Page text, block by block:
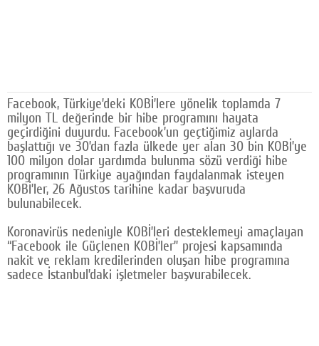
Yazarlar
Künye
SOSYAL MEDYA
Facebook
Twitter
Google Plus
© 2026 TÜM HAKLARI SAKLIDIR
Facebook, Türkiye’deki KOBİ’lere yönelik toplamda 7
milyon TL değerinde bir hibe programını hayata
geçirdiğini duyurdu. Facebook’un geçtiğimiz aylarda
başlattığı ve 30’dan fazla ülkede yer alan 30 bin KOBİ’ye
100 milyon dolar yardımda bulunma sözü verdiği hibe
programının Türkiye ayağından faydalanmak isteyen
KOBİ’ler, 26 Ağustos tarihine kadar başvuruda
bulunabilecek.
Koronavirüs nedeniyle KOBİ’leri desteklemeyi amaçlayan
“Facebook ile Güçlenen KOBİ’ler” projesi kapsamında
nakit ve reklam kredilerinden oluşan hibe programına
sadece İstanbul’daki işletmeler başvurabilecek.